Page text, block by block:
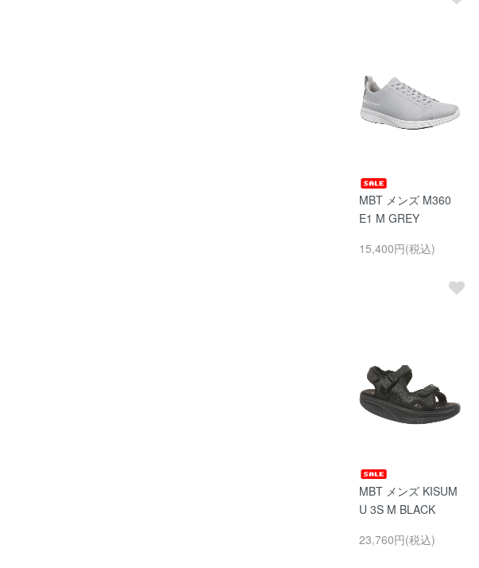
MBT メンズ M360
E1 M GREY
15,400円(税込)
MBT メンズ KISUM
U 3S M BLACK
23,760円(税込)